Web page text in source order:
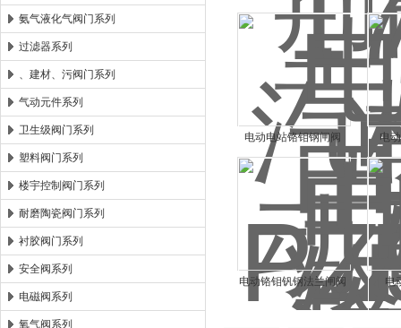
氨气液化气阀门系列
过滤器系列
、建材、污阀门系列
气动元件系列
卫生级阀门系列
塑料阀门系列
楼宇控制阀门系列
耐磨陶瓷阀门系列
衬胶阀门系列
安全阀系列
电磁阀系列
氧气阀系列
PZ943Y
电动电站铬钼钢闸阀
Z941Y
电
电动铬钼钒钢法兰闸阀
Z941Y
电